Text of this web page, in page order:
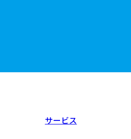
サービス